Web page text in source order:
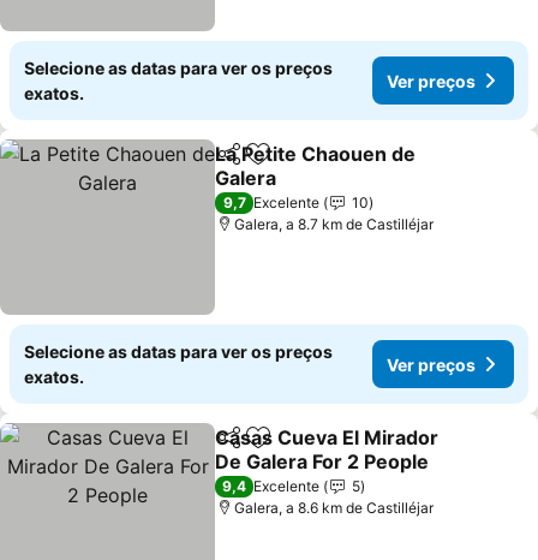
Selecione as datas para ver os preços
exatos.
Ver preços
PartilharAdicionar aos favoritos
La Petite Chaouen de
Galera
9,7 Excelente
10
Galera, a 8.7 km de Castilléjar
Selecione as datas para ver os preços
exatos.
Ver preços
PartilharAdicionar aos favoritos
Casas Cueva El Mirador
De Galera For 2 People
9,4 Excelente
5
Galera, a 8.6 km de Castilléjar